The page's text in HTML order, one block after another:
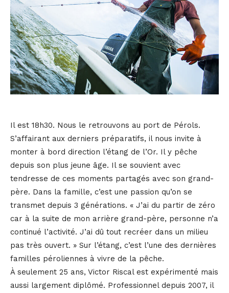
Il est 18h30. Nous le retrouvons au port de Pérols.
S’affairant aux derniers préparatifs, il nous invite à
monter à bord direction l’étang de l’Or. Il y pêche
depuis son plus jeune âge. Il se souvient avec
tendresse de ces moments partagés avec son grand-
père. Dans la famille, c’est une passion qu’on se
transmet depuis 3 générations. « J’ai du partir de zéro
car à la suite de mon arrière grand-père, personne n’a
continué l’activité. J’ai dû tout recréer dans un milieu
pas très ouvert. » Sur l’étang, c’est l’une des dernières
familles péroliennes à vivre de la pêche.
À seulement 25 ans, Victor Riscal est expérimenté mais
aussi largement diplômé. Professionnel depuis 2007, il